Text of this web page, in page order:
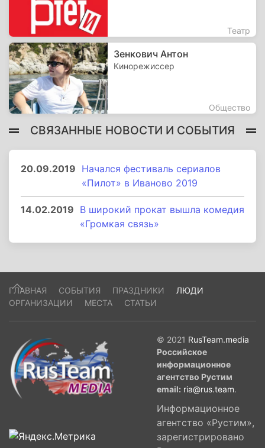
Театр
Зенкович Антон
Кинорежиссер
Общество
СВЯЗАННЫЕ НОВОСТИ И СОБЫТИЯ
20.09.2019 Начался фестиваль сериалов
«Пилот» в Иваново 2019
14.02.2019 В широкий прокат вышла комедия
«Громкая связь»
ГЛАВНАЯ СОБЫТИЯ ПРАЗДНИКИ
ЛЮДИ
ОРГАНИЗАЦИИ
МЕСТА СТАТЬИ
© 2021 RusTeam.media
Российское
информационное
агентство Рустим
email: ria@rus.team.
Информационное
агентство «Рустим»,
зарегистрировано